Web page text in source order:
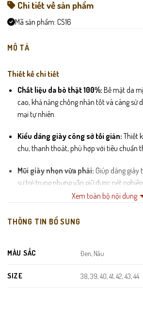
Chi tiết về sản phẩm
Mã sản phẩm: CS16
MÔ TẢ
Thiết kế chi tiết
Chất liệu da bò thật 100%: Bề mặt da
cao, khả năng chống nhăn tốt và càng sử
mại tự nhiên.
Kiểu dáng giày công sở tối giản:Thiết
chu, thanh thoát, phù hợp với tiêu chuẩn
Mũi giày nhọn vừa phải: Giúp dáng giày
sự trẻ trung nhưng vẫn giữ được nét
Lót trong cao cấp:Chất liệu lót êm ái,
bám sàn cực tốt, chống trơn trượt và giảm
Xem toàn bộ nội dung
THÔNG TIN BỔ SUNG
MÀU SẮC Đen, Nâu
SIZE 38, 39, 40, 41, 42, 43, 44